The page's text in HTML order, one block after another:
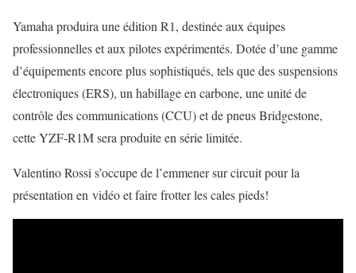
Yamaha produira une édition R1, destinée aux équipes
professionnelles et aux pilotes expérimentés. Dotée d’une gamme
d’équipements encore plus sophistiqués, tels que des suspensions
électroniques (ERS), un habillage en carbone, une unité de
contrôle des communications (CCU) et de pneus Bridgestone,
cette YZF-R1M sera produite en série limitée.
Valentino Rossi s’occupe de l’emmener sur circuit pour la
présentation en vidéo et faire frotter les cales pieds!